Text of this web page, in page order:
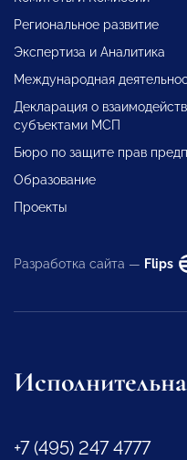
Региональное развитие
Экспертиза и Аналитика
Международная
Декларация о
субъектами МСП
Бюро по защите прав
Образование
Проекты
Разработка сайта — Flips
+7 (495) 247 4777